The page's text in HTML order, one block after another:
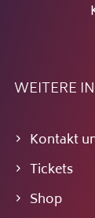
WEITERE
Kontakt
Tickets
Shop